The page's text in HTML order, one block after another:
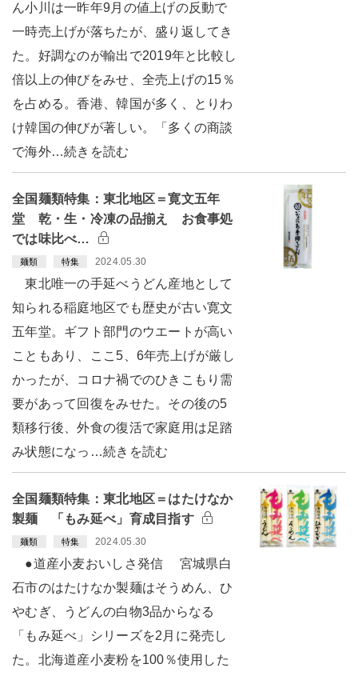
ん小川は一昨年9月の値上げの反動で
一時売上げが落ちたが、盛り返してき
た。好調なのが輸出で2019年と比較し
倍以上の伸びをみせ、全売上げの15％
を占める。香港、韓国が多く、とりわ
け韓国の伸びが著しい。「多くの商談
で海外…続きを読む
全国麺類特集：東北地区＝寛文五年
堂 乾・生・冷凍の品揃え お食事処
では味比べ…
麺類 特集 2024.05.30
東北唯一の手延べうどん産地として
知られる稲庭地区でも歴史が古い寛文
五年堂。ギフト部門のウエートが高い
こともあり、ここ5、6年売上げが厳し
かったが、コロナ禍でのひきこもり需
要があって回復をみせた。その後の5
類移行後、外食の復活で家庭用は足踏
み状態になっ…続きを読む
全国麺類特集：東北地区＝はたけなか
製麺 「もみ延べ」育成目指す
麺類 特集 2024.05.30
●道産小麦おいしさ発信 宮城県白
石市のはたけなか製麺はそうめん、ひ
やむぎ、うどんの白物3品からなる
「もみ延べ」シリーズを2月に発売し
た。北海道産小麦粉を100％使用した